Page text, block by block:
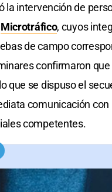
la intervención de
Microtráfico, cuyos
de campo
confirmaron
que se dispuso el
comunicación con
competentes.